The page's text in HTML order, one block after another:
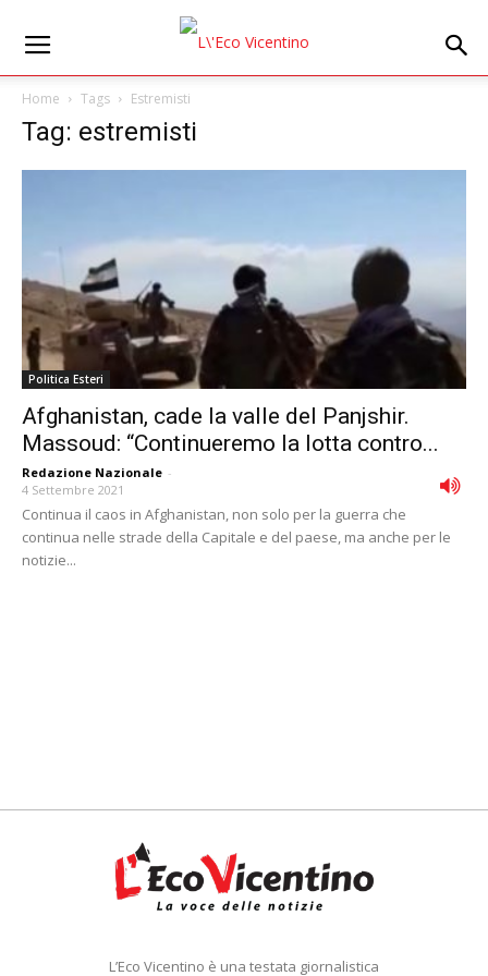
Home Tags Estremisti
Tag: estremisti
Politica Esteri
Afghanistan, cade la valle del Panjshir.
Massoud: “Continueremo la lotta contro...
Redazione Nazionale -
4 Settembre 2021
Continua il caos in Afghanistan, non solo per la guerra che
continua nelle strade della Capitale e del paese, ma anche per le
notizie...
L’Eco Vicentino è una testata giornalistica